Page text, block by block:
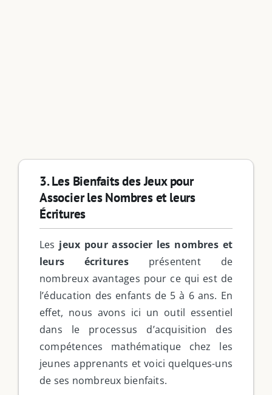
3. Les Bienfaits des Jeux pour
Associer les Nombres et leurs
Écritures
Les jeux pour associer les nombres et
leurs écrituresprésentent de
nombreux avantages pour ce qui est de
l’éducation des enfants de 5 à 6 ans. En
effet, nous avons ici un outil essentiel
dans le processus d’acquisition des
compétences mathématique chez les
jeunes apprenants et voici quelques-uns
de ses nombreux bienfaits.
Filter by Custom Post Type
Jeux Ludiques
Leçons